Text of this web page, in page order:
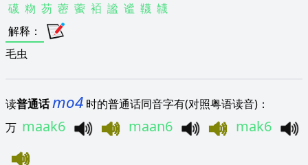
礣 粅 芴 蔤 藌 袹 謐 谧 韈 韤
解释 ：
毛虫
读普通话mo4 时的普通话同音字有(对照粤语读音)：
万 maak6 maan6 mak6